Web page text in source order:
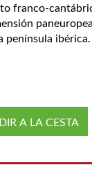
franco-
península ibérica.
A LA CESTA